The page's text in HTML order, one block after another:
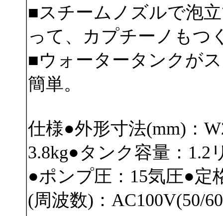
■スチームノズルで泡
って、カプチーノもつ
■ウォータータンクが
簡単。
仕様●外形寸法(mm)：
3.8kg●タンク容量：1.2
●ポンプ圧：15気圧●定
(周波数)：AC100V(50/